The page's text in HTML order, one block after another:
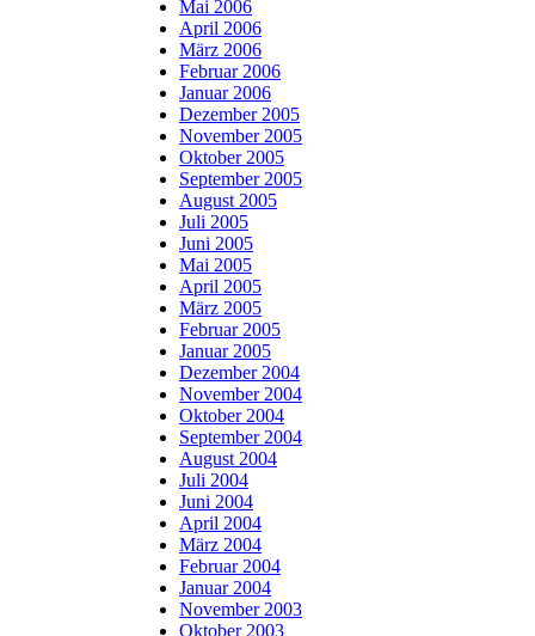
Mai 2006
April 2006
März 2006
Februar 2006
Januar 2006
Dezember 2005
November 2005
Oktober 2005
September 2005
August 2005
Juli 2005
Juni 2005
Mai 2005
April 2005
März 2005
Februar 2005
Januar 2005
Dezember 2004
November 2004
Oktober 2004
September 2004
August 2004
Juli 2004
Juni 2004
April 2004
März 2004
Februar 2004
Januar 2004
November 2003
Oktober 2003